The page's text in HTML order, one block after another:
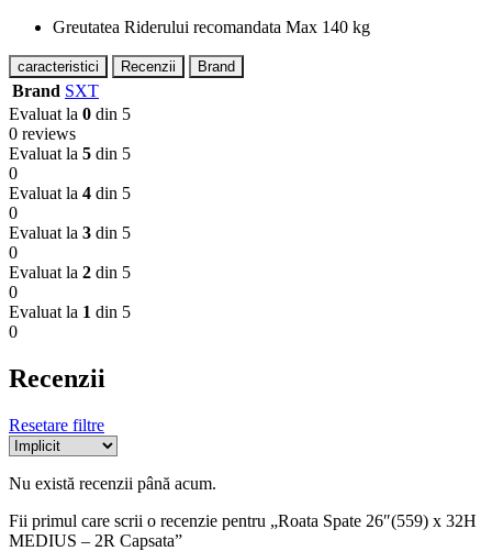
Greutatea Riderului recomandata Max 140 kg
caracteristici Recenzii Brand
Brand SXT
Evaluat la 0 din 5
0 reviews
Evaluat la 5 din 5
0
Evaluat la 4 din 5
0
Evaluat la 3 din 5
0
Evaluat la 2 din 5
0
Evaluat la 1 din 5
0
Recenzii
Resetare filtre
Nu există recenzii până acum.
Fii primul care scrii o recenzie pentru „Roata Spate 26″(559) x 32H
MEDIUS – 2R Capsata”